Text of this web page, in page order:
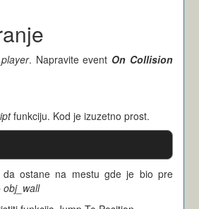
. Napravite event On Collision
funkciju. Kod je izuzetno prost.
da ostane na mestu gde je bio pre
obj_wall